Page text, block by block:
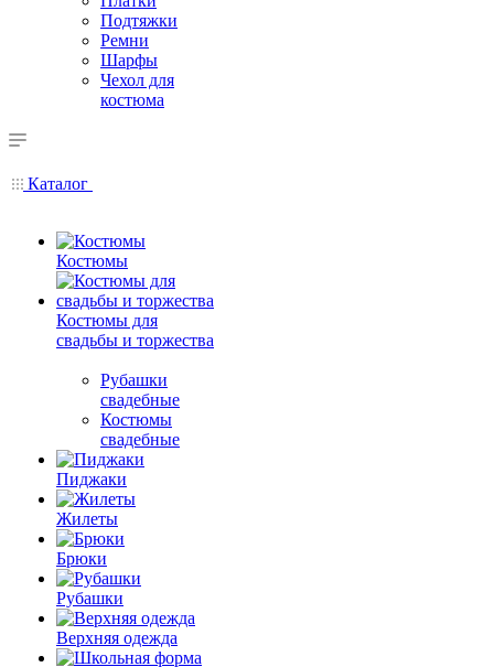
Подтяжки
Ремни
Шарфы
Чехол для
костюма
Каталог
Костюмы
Костюмы для
свадьбы и торжества
Рубашки
свадебные
Костюмы
свадебные
Пиджаки
Жилеты
Брюки
Рубашки
Верхняя одежда